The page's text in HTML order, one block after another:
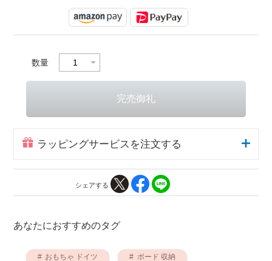
数量
ラッピングサービスを注文する
シェアする
あなたにおすすめのタグ
おもちゃ ドイツ ボード 収納